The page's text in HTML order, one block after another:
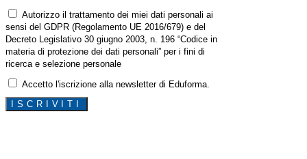
Autorizzo il trattamento dei miei dati personali ai
sensi del GDPR (Regolamento UE 2016/679) e del
Decreto Legislativo 30 giugno 2003, n. 196 “Codice in
materia di protezione dei dati personali” per i fini di
ricerca e selezione personale
Accetto l'iscrizione alla newsletter di Eduforma.
ISCRIVITI